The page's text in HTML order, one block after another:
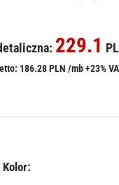
229.1
186.28 PLN /mb +23%
Kolor: